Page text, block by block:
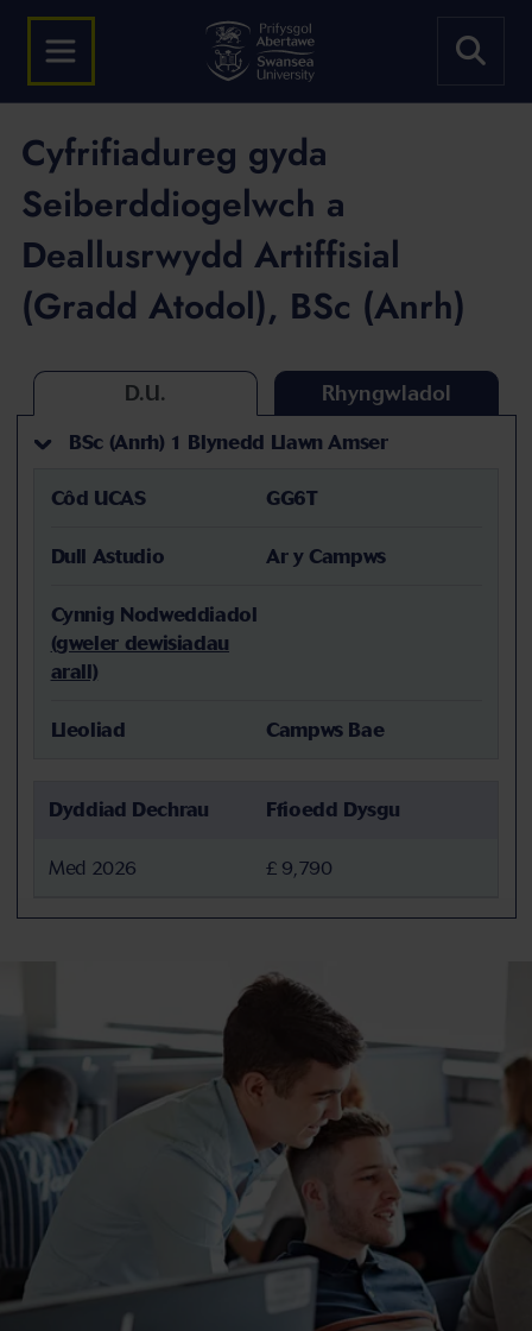
Cyfrifiadureg gyda
Seiberddiogelwch a
Deallusrwydd Artiffisial
(Gradd Atodol), BSc (Anrh)
D.U. Rhyngwladol
BSc (Anrh) 1 Blynedd Llawn Amser
Côd UCAS GG6T
Dull Astudio Ar y Campws
Cynnig Nodweddiadol
(gweler dewisiadau
arall)
Lleoliad Campws Bae
Dyddiad Dechrau Ffioedd Dysgu
Med 2026 £ 9,790